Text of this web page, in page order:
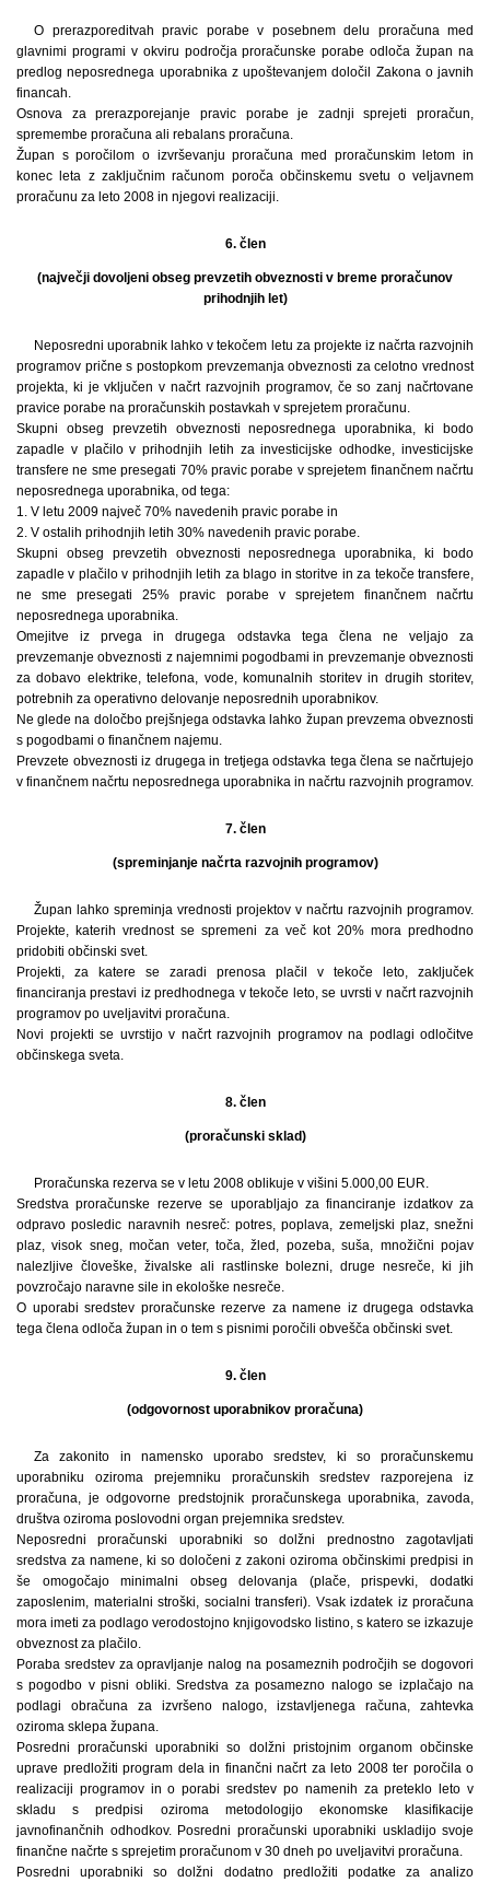
O prerazporeditvah pravic porabe v posebnem delu proračuna med
glavnimi programi v okviru področja proračunske porabe odloča župan na
predlog neposrednega uporabnika z upoštevanjem določil Zakona o javnih
financah.
Osnova za prerazporejanje pravic porabe je zadnji sprejeti proračun,
spremembe proračuna ali rebalans proračuna.
Župan s poročilom o izvrševanju proračuna med proračunskim letom in
konec leta z zaključnim računom poroča občinskemu svetu o veljavnem
proračunu za leto 2008 in njegovi realizaciji.
6. člen
(največji dovoljeni obseg prevzetih obveznosti v breme proračunov
prihodnjih let)
Neposredni uporabnik lahko v tekočem letu za projekte iz načrta razvojnih
programov prične s postopkom prevzemanja obveznosti za celotno vrednost
projekta, ki je vključen v načrt razvojnih programov, če so zanj načrtovane
pravice porabe na proračunskih postavkah v sprejetem proračunu.
Skupni obseg prevzetih obveznosti neposrednega uporabnika, ki bodo
zapadle v plačilo v prihodnjih letih za investicijske odhodke, investicijske
transfere ne sme presegati 70% pravic porabe v sprejetem finančnem načrtu
neposrednega uporabnika, od tega:
1. V letu 2009 največ 70% navedenih pravic porabe in
2. V ostalih prihodnjih letih 30% navedenih pravic porabe.
Skupni obseg prevzetih obveznosti neposrednega uporabnika, ki bodo
zapadle v plačilo v prihodnjih letih za blago in storitve in za tekoče transfere,
ne sme presegati 25% pravic porabe v sprejetem finančnem načrtu
neposrednega uporabnika.
Omejitve iz prvega in drugega odstavka tega člena ne veljajo za
prevzemanje obveznosti z najemnimi pogodbami in prevzemanje obveznosti
za dobavo elektrike, telefona, vode, komunalnih storitev in drugih storitev,
potrebnih za operativno delovanje neposrednih uporabnikov.
Ne glede na določbo prejšnjega odstavka lahko župan prevzema obveznosti
s pogodbami o finančnem najemu.
Prevzete obveznosti iz drugega in tretjega odstavka tega člena se načrtujejo
v finančnem načrtu neposrednega uporabnika in načrtu razvojnih programov.
7. člen
(spreminjanje načrta razvojnih programov)
Župan lahko spreminja vrednosti projektov v načrtu razvojnih programov.
Projekte, katerih vrednost se spremeni za več kot 20% mora predhodno
pridobiti občinski svet.
Projekti, za katere se zaradi prenosa plačil v tekoče leto, zaključek
financiranja prestavi iz predhodnega v tekoče leto, se uvrsti v načrt razvojnih
programov po uveljavitvi proračuna.
Novi projekti se uvrstijo v načrt razvojnih programov na podlagi odločitve
občinskega sveta.
8. člen
(proračunski sklad)
Proračunska rezerva se v letu 2008 oblikuje v višini 5.000,00 EUR.
Sredstva proračunske rezerve se uporabljajo za financiranje izdatkov za
odpravo posledic naravnih nesreč: potres, poplava, zemeljski plaz, snežni
plaz, visok sneg, močan veter, toča, žled, pozeba, suša, množični pojav
nalezljive človeške, živalske ali rastlinske bolezni, druge nesreče, ki jih
povzročajo naravne sile in ekološke nesreče.
O uporabi sredstev proračunske rezerve za namene iz drugega odstavka
tega člena odloča župan in o tem s pisnimi poročili obvešča občinski svet.
9. člen
(odgovornost uporabnikov proračuna)
Za zakonito in namensko uporabo sredstev, ki so proračunskemu
uporabniku oziroma prejemniku proračunskih sredstev razporejena iz
proračuna, je odgovorne predstojnik proračunskega uporabnika, zavoda,
društva oziroma poslovodni organ prejemnika sredstev.
Neposredni proračunski uporabniki so dolžni prednostno zagotavljati
sredstva za namene, ki so določeni z zakoni oziroma občinskimi predpisi in
še omogočajo minimalni obseg delovanja (plače, prispevki, dodatki
zaposlenim, materialni stroški, socialni transferi). Vsak izdatek iz proračuna
mora imeti za podlago verodostojno knjigovodsko listino, s katero se izkazuje
obveznost za plačilo.
Poraba sredstev za opravljanje nalog na posameznih področjih se dogovori
s pogodbo v pisni obliki. Sredstva za posamezno nalogo se izplačajo na
podlagi obračuna za izvršeno nalogo, izstavljenega računa, zahtevka
oziroma sklepa župana.
Posredni proračunski uporabniki so dolžni pristojnim organom občinske
uprave predložiti program dela in finančni načrt za leto 2008 ter poročila o
realizaciji programov in o porabi sredstev po namenih za preteklo leto v
skladu s predpisi oziroma metodologijo ekonomske klasifikacije
javnofinančnih odhodkov. Posredni proračunski uporabniki uskladijo svoje
finančne načrte s sprejetim proračunom v 30 dneh po uveljavitvi proračuna.
Posredni uporabniki so dolžni dodatno predložiti podatke za analizo